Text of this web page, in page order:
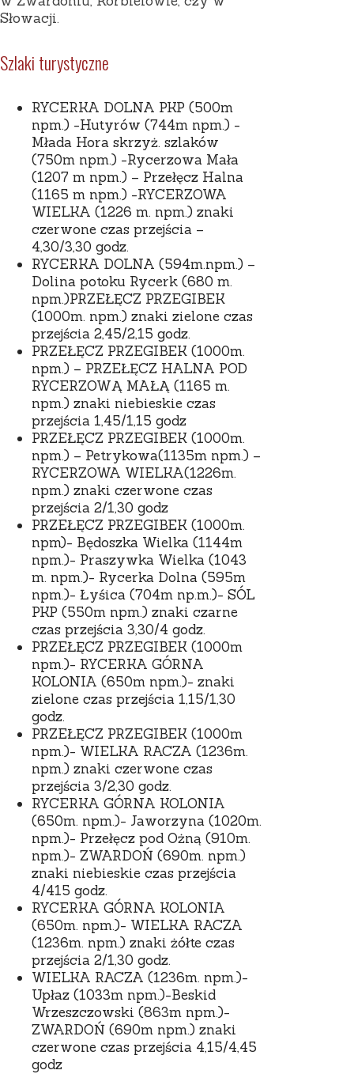
Słowacji.
Szlaki turystyczne
RYCERKA DOLNA PKP (500m
npm.) -Hutyrów (744m npm.) -
Młada Hora skrzyż. szlaków
(750m npm.) -Rycerzowa Mała
(1207 m npm.) – Przełęcz Halna
(1165 m npm.) -RYCERZOWA
WIELKA (1226 m. npm.) znaki
czerwone czas przejścia –
4,30/3,30 godz.
RYCERKA DOLNA (594m.npm.) –
Dolina potoku Rycerk (680 m.
npm.)PRZEŁĘCZ PRZEGIBEK
(1000m. npm.) znaki zielone czas
przejścia 2,45/2,15 godz.
PRZEŁĘCZ PRZEGIBEK (1000m.
npm.) – PRZEŁĘCZ HALNA POD
RYCERZOWĄ MAŁĄ (1165 m.
npm.) znaki niebieskie czas
przejścia 1,45/1,15 godz
PRZEŁĘCZ PRZEGIBEK (1000m.
npm.) – Petrykowa(1135m npm.) –
RYCERZOWA WIELKA(1226m.
npm.) znaki czerwone czas
przejścia 2/1,30 godz
PRZEŁĘCZ PRZEGIBEK (1000m.
npm)- Będoszka Wielka (1144m
npm.)- Praszywka Wielka (1043
m. npm.)- Rycerka Dolna (595m
npm.)- Łyśica (704m np.m.)- SÓL
PKP (550m npm.) znaki czarne
czas przejścia 3,30/4 godz.
PRZEŁĘCZ PRZEGIBEK (1000m
npm.)- RYCERKA GÓRNA
KOLONIA (650m npm.)- znaki
zielone czas przejścia 1,15/1,30
godz.
PRZEŁĘCZ PRZEGIBEK (1000m
npm.)- WIELKA RACZA (1236m.
npm.) znaki czerwone czas
przejścia 3/2,30 godz.
RYCERKA GÓRNA KOLONIA
(650m. npm.)- Jaworzyna (1020m.
npm.)- Przełęcz pod Ożną (910m.
npm.)- ZWARDOŃ (690m. npm.)
znaki niebieskie czas przejścia
4/415 godz.
RYCERKA GÓRNA KOLONIA
(650m. npm.)- WIELKA RACZA
(1236m. npm.) znaki żółte czas
przejścia 2/1,30 godz.
WIELKA RACZA (1236m. npm.)-
Upłaz (1033m npm.)-Beskid
Wrzeszczowski (863m npm.)-
ZWARDOŃ (690m npm.) znaki
czerwone czas przejścia 4,15/4,45
godz